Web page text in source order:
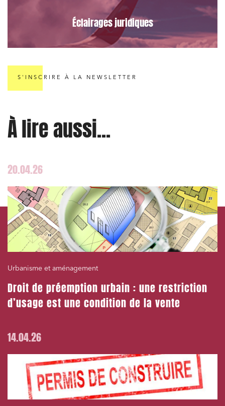
Éclairages juridiques
S'INSCRIRE À LA NEWSLETTER
À lire aussi...
20.04.26
Urbanisme et aménagement
Droit de préemption urbain : une restriction
d’usage est une condition de la vente
14.04.26